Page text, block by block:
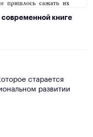
книге
старается
развитии